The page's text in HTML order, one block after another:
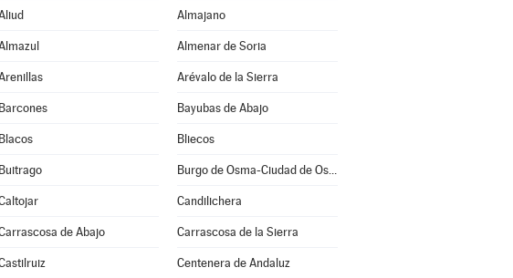
Almajano
Almenar de Soria
Arévalo de la Sierra
Barcones Bayubas de Abajo
Blacos Bliecos
Buitrago Burgo de Osma-Ciudad de Osma
Candilichera
de Abajo Carrascosa de la Sierra
Centenera de Andaluz